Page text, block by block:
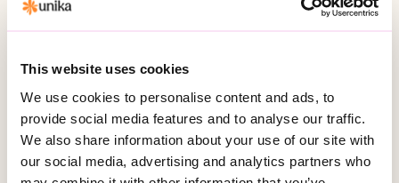
This website uses cookies
We use cookies to personalise content and ads, to
provide social media features and to analyse our traffic.
We also share information about your use of our site with
our social media, advertising and analytics partners who
070-483 16 01
Kontakta oss
Telefon:010-161 54 51